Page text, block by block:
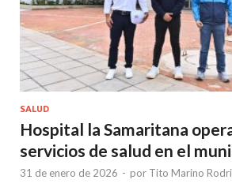
SALUD
Hospital la Samaritana
servicios de salud en el
31 de enero de 2026 - por Tito Marino